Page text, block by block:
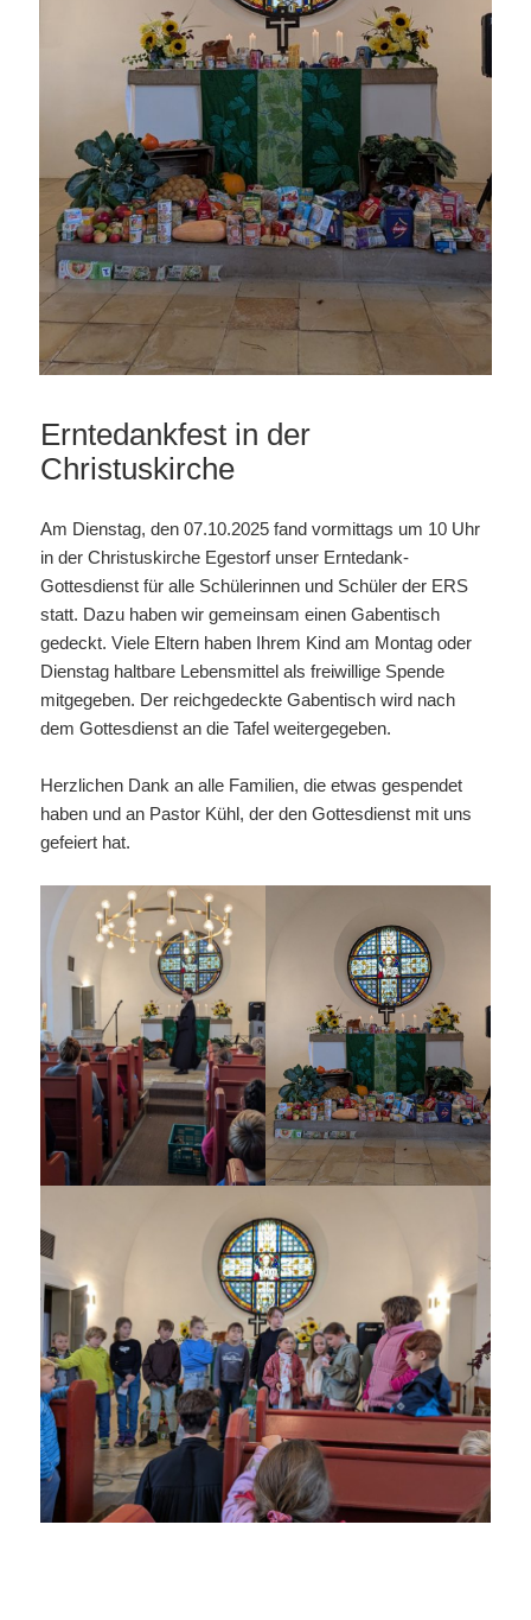
Erntedankfest in der
Christuskirche
Am Dienstag, den 07.10.2025 fand vormittags um 10 Uhr
in der Christuskirche Egestorf unser Erntedank-
Gottesdienst für alle Schülerinnen und Schüler der ERS
statt. Dazu haben wir gemeinsam einen Gabentisch
gedeckt. Viele Eltern haben Ihrem Kind am Montag oder
Dienstag haltbare Lebensmittel als freiwillige Spende
mitgegeben. Der reichgedeckte Gabentisch wird nach
dem Gottesdienst an die Tafel weitergegeben.
Herzlichen Dank an alle Familien, die etwas gespendet
haben und an Pastor Kühl, der den Gottesdienst mit uns
gefeiert hat.